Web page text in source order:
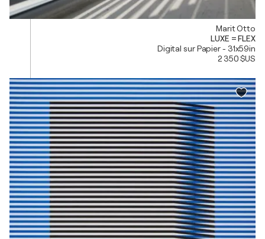
Marit Otto
LUXE = FLEX
Digital sur Papier - 31x59in
2 350 $US